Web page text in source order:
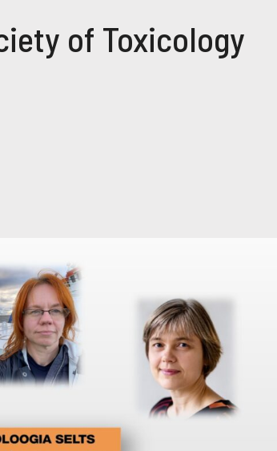
of Toxicology